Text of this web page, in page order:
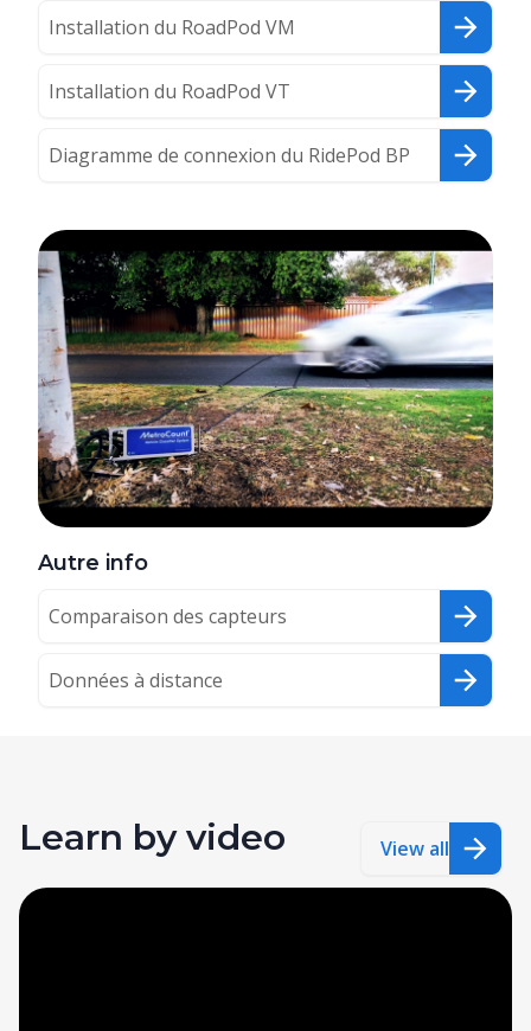
Installation du RoadPod VM
Installation du RoadPod VT
Diagramme de connexion du RidePod BP
Autre info
Comparaison des capteurs
Données à distance
Learn by video View all